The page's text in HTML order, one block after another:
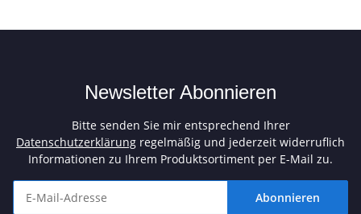
Newsletter Abonnieren
Bitte senden Sie mir entsprechend Ihrer
Datenschutzerklärung regelmäßig und jederzeit widerruflich
Informationen zu Ihrem Produktsortiment per E-Mail zu.
Abonnieren